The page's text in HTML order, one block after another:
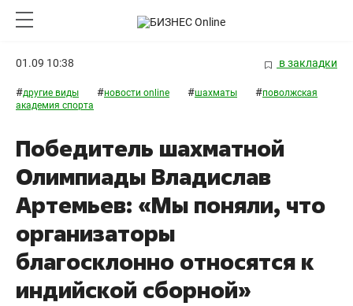
01.09 10:38 в закладки
#другие виды #новости online #шахматы #поволжская
академия спорта
Победитель шахматной
Олимпиады Владислав
Артемьев: «Мы поняли, что
организаторы
благосклонно относятся к
индийской сборной»